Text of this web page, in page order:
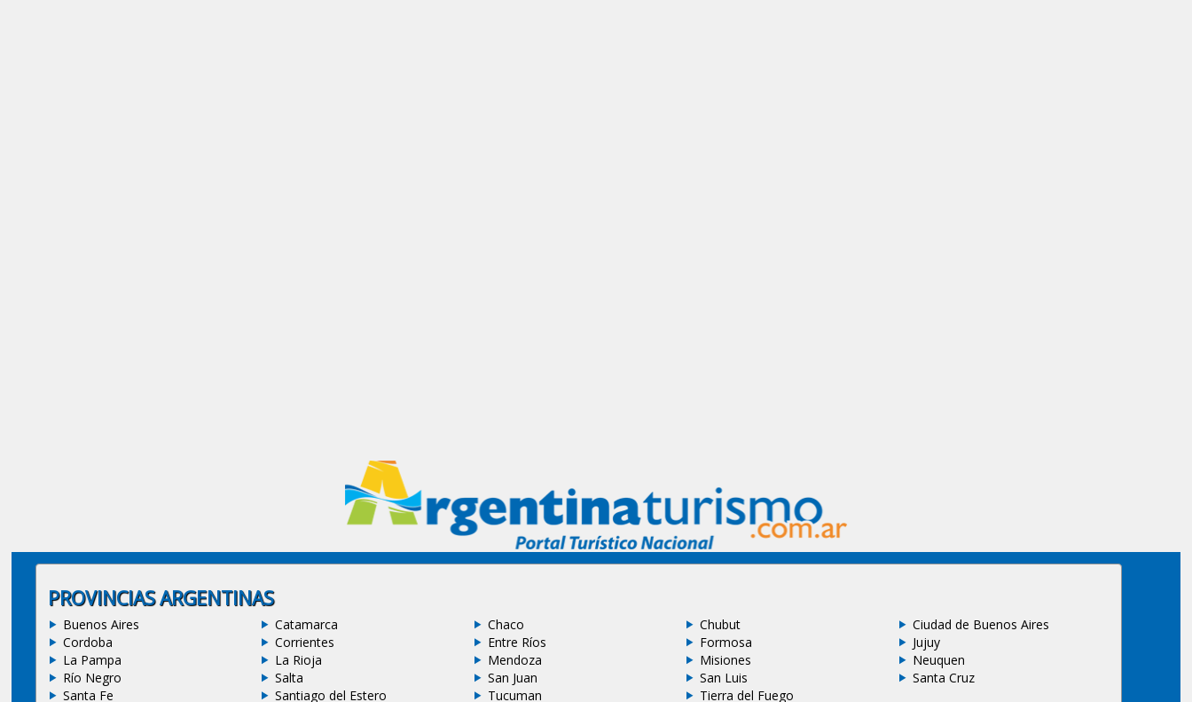
PROVINCIAS ARGENTINAS
Buenos Aires Catamarca Chaco Chubut
Ciudad de Buenos Aires
Cordoba
Corrientes Entre Ríos Formosa
Jujuy
La Pampa
La Rioja Mendoza Misiones
Neuquen
Río Negro
Salta San Juan San Luis
Santa Cruz
Santa Fe
Santiago del Estero Tucuman Tierra del Fuego